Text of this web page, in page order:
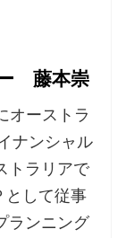
藤本崇
オーストラ
ナンシャル
トラリアで
として従事
ランニング